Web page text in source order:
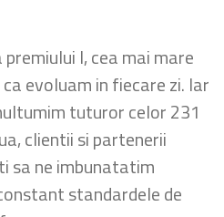
I, cea mai mare
evoluam in fiecare zi. Iar
tuturor celor 231
clientii si partenerii
sa ne imbunatatim
standardele de